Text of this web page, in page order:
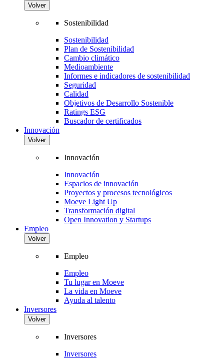
Volver
Sostenibilidad
Sostenibilidad
Plan de Sostenibilidad
Cambio climático
Medioambiente
Informes e indicadores de sostenibilidad
Seguridad
Calidad
Objetivos de Desarrollo Sostenible
Ratings ESG
Buscador de certificados
Innovación
Volver
Innovación
Innovación
Espacios de innovación
Proyectos y procesos tecnológicos
Moeve Light Up
Transformación digital
Open Innovation y Startups
Empleo
Volver
Empleo
Empleo
Tu lugar en Moeve
La vida en Moeve
Ayuda al talento
Inversores
Volver
Inversores
Inversores